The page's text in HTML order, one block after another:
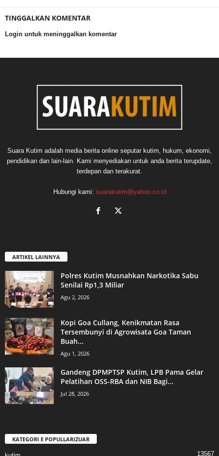
TINGGALKAN KOMENTAR
Login untuk meninggalkan komentar
Suara Kutim adalah media berita online seputar kutim, hukum, ekonomi,
pendidikan dan lain-lain. Kami menyediakan untuk anda berita terupdate,
terdepan dan terakurat.
Hubungi kami: suarakutim@yahoo.co.id
ARTIKEL LAINNYA
Polres Kutim Musnahkan Narkotika Sabu
Senilai Rp1,3 Miliar
Agu 2, 2026
Kopi Goa Cullang, Kenikmatan Rasa
Tersembunyi di Agrowisata Goa Taman
Buah...
Agu 1, 2026
Gandeng DPMPTSP Kutim, LPB Pama Gelar
Pelatihan OSS-RBA dan NIB Bagi...
Jul 28, 2026
KATEGORI E POPULLARIZUAR
13567